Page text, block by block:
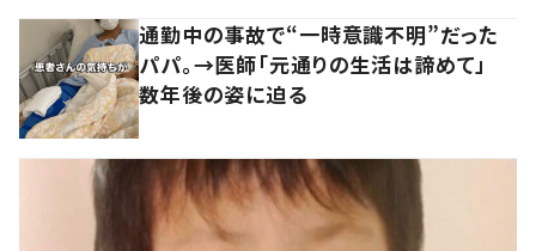
通勤中の事故で“一時意識不明”だった
パパ。→医師「元通りの生活は諦めて」
数年後の姿に迫る